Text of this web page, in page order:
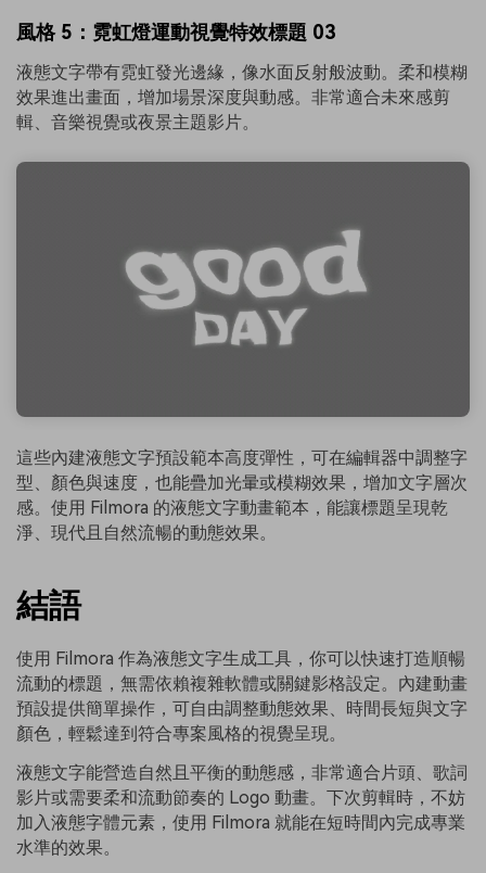
風格 5：霓虹燈運動視覺特效標題 03
液態文字帶有霓虹發光邊緣，像水面反射般波動。柔和模糊
效果進出畫面，增加場景深度與動感。非常適合未來感剪
輯、音樂視覺或夜景主題影片。
這些內建液態文字預設範本高度彈性，可在編輯器中調整字
型、顏色與速度，也能疊加光暈或模糊效果，增加文字層次
感。使用 Filmora 的液態文字動畫範本，能讓標題呈現乾
淨、現代且自然流暢的動態效果。
結語
使用 Filmora 作為液態文字生成工具，你可以快速打造順暢
流動的標題，無需依賴複雜軟體或關鍵影格設定。內建動畫
預設提供簡單操作，可自由調整動態效果、時間長短與文字
顏色，輕鬆達到符合專案風格的視覺呈現。
液態文字能營造自然且平衡的動態感，非常適合片頭、歌詞
影片或需要柔和流動節奏的 Logo 動畫。下次剪輯時，不妨
加入液態字體元素，使用 Filmora 就能在短時間內完成專業
水準的效果。